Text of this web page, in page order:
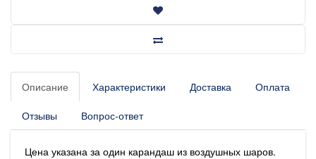
Описание Характеристики Доставка Оплата
Отзывы Вопрос-ответ
Цена указана за один карандаш из воздушных шаров.